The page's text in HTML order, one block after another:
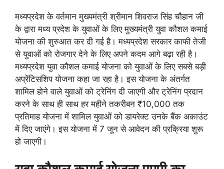
मध्यप्रदेश के वर्तमान मुख्यमंत्री श्रीमान शिवराज सिंह चौहान जी
के द्वारा मध्य प्रदेश के युवाओं के लिए मुख्यमंत्री युवा कौशल कमाई
योजना की शुरुआत कर दी गई है। मध्यप्रदेश सरकार काफी तेजी
से युवाओं को रोजगार देने के लिए अपने कदम आगे बढ़ा रही है।
मध्यप्रदेश युवा कौशल कमाई योजना को युवाओं के लिए सबसे बड़ी
अप्रेंटिसशिप योजना कहा जा रहा है। इस योजना के अंतर्गत
शामिल होने वाले युवाओं को ट्रेनिंग दी जाएगी और ट्रेनिंग प्रदान
करने के साथ ही साथ हर महीने तकरीबन ₹10,000 तक
प्रतिमाह योजना में शामिल युवाओं को डायरेक्ट उनके बैंक अकाउंट
में दिए जाएंगे। इस योजना में 7 जून से आवेदन की प्रक्रिया शुरू
हो जाएगी।